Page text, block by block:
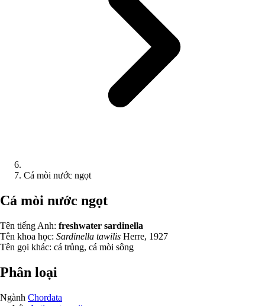
Cá mòi nước ngọt
Cá mòi nước ngọt
Tên tiếng Anh: freshwater sardinella
Tên khoa học: Sardinella tawilis Herre, 1927
Tên gọi khác: cá trủng, cá mòi sông
Phân loại
Ngành Chordata